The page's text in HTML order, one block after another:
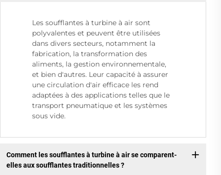
Les soufflantes à turbine à air sont
polyvalentes et peuvent être utilisées
dans divers secteurs, notamment la
fabrication, la transformation des
aliments, la gestion environnementale,
et bien d'autres. Leur capacité à assurer
une circulation d'air efficace les rend
adaptées à des applications telles que le
transport pneumatique et les systèmes
sous vide.
Comment les soufflantes à turbine à air se comparent-
elles aux soufflantes traditionnelles ?